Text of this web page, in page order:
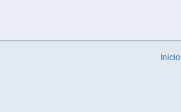
Inicio